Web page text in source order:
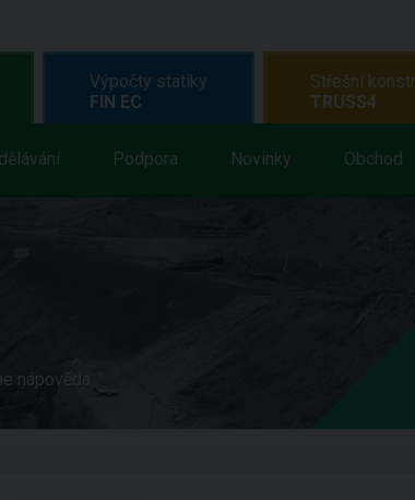
Podpora Novinky Obchod
Výpočty statiky
FIN EC
Střešní
TRUSS4
nápověda